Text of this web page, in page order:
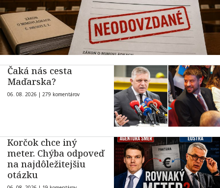
Čaká nás cesta
Maďarska?
06. 08. 2026 | 279 komentárov
Korčok chce iný
meter. Chýba odpoveď
na najdôležitejšiu
otázku